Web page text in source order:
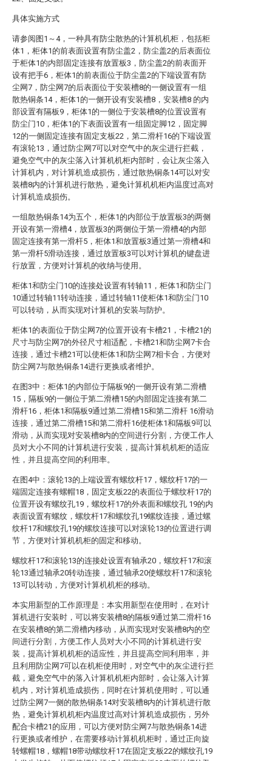
具体实施方式
请参阅图1～4，一种具有防尘散热的计算机机柜，包括柜
体1，柜体1的前表面设置有防尘盖2，防尘盖2的后表面位
于柜体1的内部固定连接有放置板3，防尘盖2的前表面开
设有把手6，柜体1的前表面位于防尘盖2的下端设置有防
尘网7，防尘网7的后表面位于安装槽8的一侧设置有一组
散热铜条14，柜体1的一侧开设有安装槽8，安装槽8 的内
部设置有隔板9，柜体1的一侧位于安装槽8的位置设置有
防尘门10，柜体1的下表面设置有一组固定脚12，固定脚
12的一侧固定连接有固定支板22，第二滑杆16的下端设置
有滚轮13，通过防尘网7可以对空气中的灰尘进行拦截，
避免空气中的灰尘落入计算机机柜内部时，会让灰尘落入
计算机内，对计算机造成损伤，通过散热铜条14可以对安
装槽8内的计算机进行散热，避免计算机机柜内温度过高对
计算机造成损伤。
一组散热铜条14为五个，柜体1的内部位于放置板3的两侧
开设有第一滑槽4，放置板3的两侧位于第一滑槽4的内部
固定连接有第一滑杆5，柜体1和放置板3通过第一滑槽4和
第一滑杆5滑动连接，通过放置板3可以对计算机的键盘进
行放置，方便对计算机的收纳与使用。
柜体1和防尘门10的连接处设置有转轴11，柜体1和防尘门
10通过转轴11转动连接，通过转轴11使柜体1和防尘门10
可以转动，从而实现对计算机的安装与防护。
柜体1的表面位于防尘网7的位置开设有卡槽21，卡槽21的
尺寸与防尘网7的外径尺寸相适配，卡槽21和防尘网7卡合
连接，通过卡槽21可以使柜体1和防尘网7相卡合，方便对
防尘网7与散热铜条14进行更换或者维护。
在图3中：柜体1的内部位于隔板9的一侧开设有第二滑槽
15，隔板9的一侧位于第二滑槽15的内部固定连接有第二
滑杆16，柜体1和隔板9通过第二滑槽15和第二滑杆 16滑动
连接，通过第二滑槽15和第二滑杆16使柜体1和隔板9可以
滑动，从而实现对安装槽8内的空间进行分割，方便工作人
员对大小不同的计算机进行安装，提高计算机机柜的适应
性，并且提高空间的利用率。
在图4中：滚轮13的上端设置有螺纹杆17，螺纹杆17的一
端固定连接有螺帽18，固定支板22的表面位于螺纹杆17的
位置开设有螺纹孔19，螺纹杆17的外表面和螺纹孔 19的内
表面设置有螺纹，螺纹杆17和螺纹孔19螺纹连接，通过螺
纹杆17和螺纹孔19的螺纹连接可以对滚轮13的位置进行调
节，方便对计算机机柜的固定和移动。
螺纹杆17和滚轮13的连接处设置有轴承20，螺纹杆17和滚
轮13通过轴承20转动连接，通过轴承20使螺纹杆17和滚轮
13可以转动，方便对计算机机柜的移动。
本实用新型的工作原理是：本实用新型在使用时，在对计
算机进行安装时，可以将安装槽8的隔板9通过第二滑杆16
在安装槽8的第二滑槽内移动，从而实现对安装槽8内的空
间进行分割，方便工作人员对大小不同的计算机进行安
装，提高计算机机柜的适应性，并且提高空间利用率，并
且利用防尘网7可以在机柜使用时，对空气中的灰尘进行拦
截，避免空气中的落入计算机机柜内部时，会让落入计算
机内，对计算机造成损伤，同时在计算机使用时，可以通
过防尘网7一侧的散热铜条14对安装槽8内的计算机进行散
热，避免计算机机柜内温度过高对计算机造成损伤，另外
配合卡槽21的应用，可以方便对防尘网7与散热铜条14进
行更换或者维护，在需要移动计算机机柜时，通过正向旋
转螺帽18，螺帽18带动螺纹杆17在固定支板22的螺纹孔19